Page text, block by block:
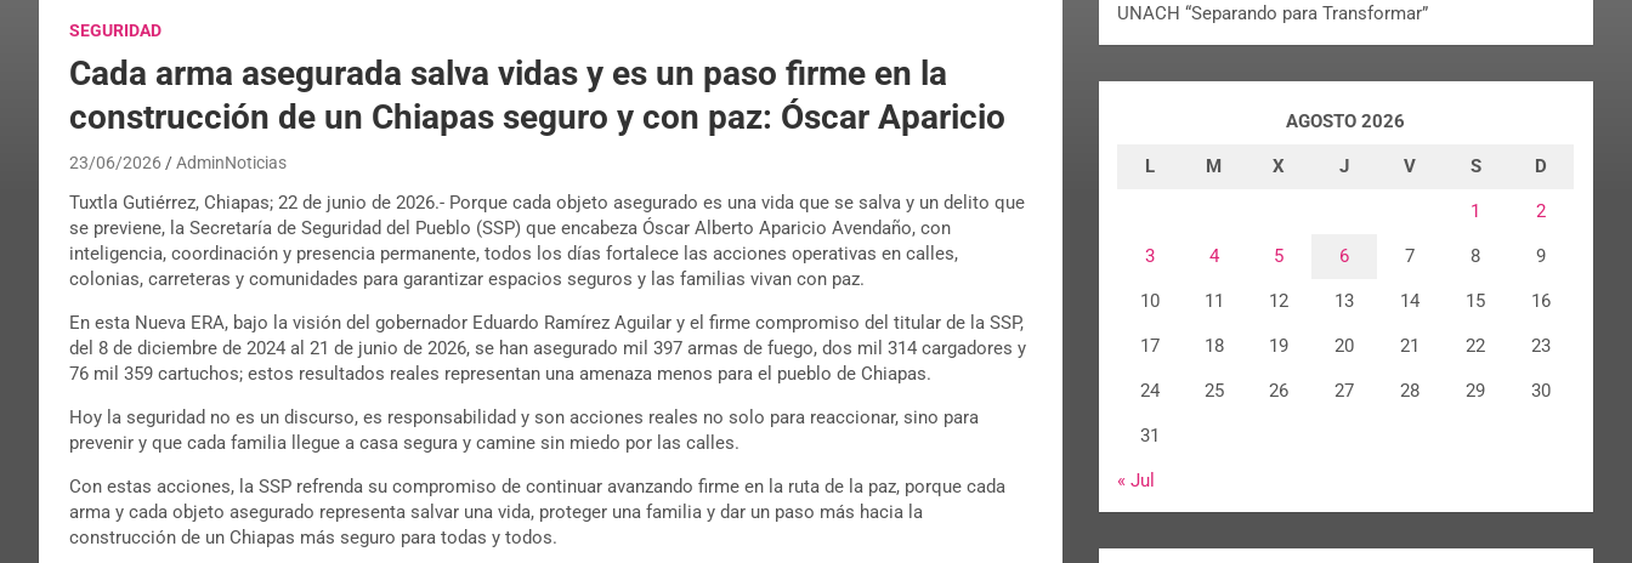
SEGURIDAD
Cada arma asegurada salva vidas y es un paso firme en la
construcción de un Chiapas seguro y con paz: Óscar Aparicio
23/06/2026 AdminNoticias
Tuxtla Gutiérrez, Chiapas; 22 de junio de 2026.- Porque cada objeto asegurado es una vida que se salva y un delito que
se previene, la Secretaría de Seguridad del Pueblo (SSP) que encabeza Óscar Alberto Aparicio Avendaño, con
inteligencia, coordinación y presencia permanente, todos los días fortalece las acciones operativas en calles,
colonias, carreteras y comunidades para garantizar espacios seguros y las familias vivan con paz.
En esta Nueva ERA, bajo la visión del gobernador Eduardo Ramírez Aguilar y el firme compromiso del titular de la SSP,
del 8 de diciembre de 2024 al 21 de junio de 2026, se han asegurado mil 397 armas de fuego, dos mil 314 cargadores y
76 mil 359 cartuchos; estos resultados reales representan una amenaza menos para el pueblo de Chiapas.
Hoy la seguridad no es un discurso, es responsabilidad y son acciones reales no solo para reaccionar, sino para
prevenir y que cada familia llegue a casa segura y camine sin miedo por las calles.
Con estas acciones, la SSP refrenda su compromiso de continuar avanzando firme en la ruta de la paz, porque cada
arma y cada objeto asegurado representa salvar una vida, proteger una familia y dar un paso más hacia la
construcción de un Chiapas más seguro para todas y todos.
UNACH “Separando para Transformar”
AGOSTO 2026
L M X J V S D
1 2
3 4 5 6 7 8 9
10 11 12 13 14 15 16
17 18 19 20 21 22 23
24 25 26 27 28 29 30
31
« Jul